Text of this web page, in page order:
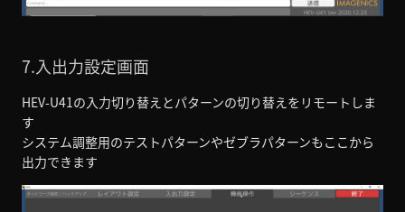
7.入出力設定画面
HEV-U41の入力切り替えとパターンの切り替えをリモートしま
す
システム調整用のテストパターンやゼブラパターンもここから
出力できます